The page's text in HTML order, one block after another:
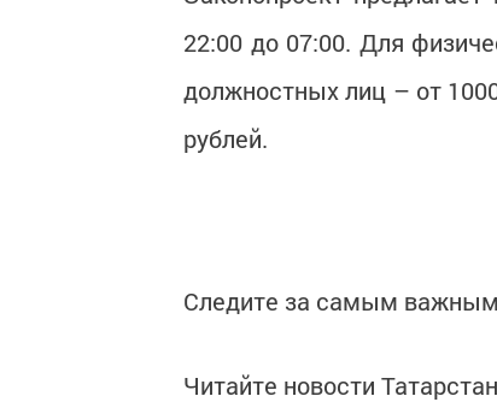
22:00 до 07:00. Для
должностных лиц – от
рублей.
Следите за самым
Читайте новости